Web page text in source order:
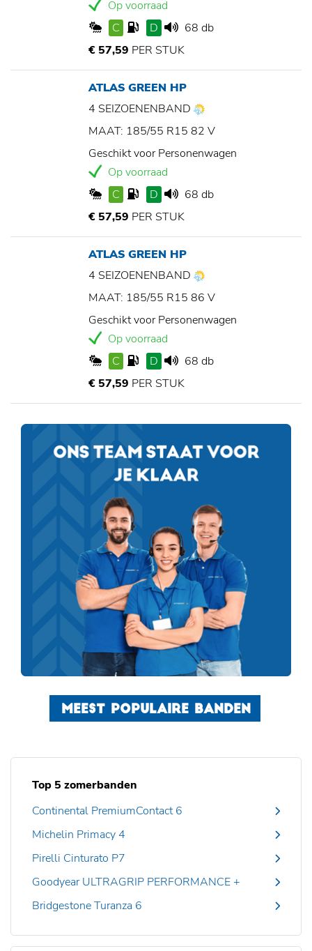
Op voorraad
C
D
68 db
€ 57,59 PER STUK
ATLAS GREEN HP
4 SEIZOENENBAND
MAAT: 185/55 R15 82 V
Geschikt voor Personenwagen
Op voorraad
C
D
68 db
€ 57,59 PER STUK
ATLAS GREEN HP
4 SEIZOENENBAND
MAAT: 185/55 R15 86 V
Geschikt voor Personenwagen
Op voorraad
C
D
68 db
€ 57,59 PER STUK
MEEST POPULAIRE BANDEN
Top 5 zomerbanden
Continental PremiumContact 6
Michelin Primacy 4
Pirelli Cinturato P7
Goodyear ULTRAGRIP PERFORMANCE +
Bridgestone Turanza 6